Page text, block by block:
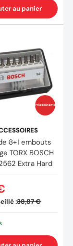
(2
au panier
Prix coûtants
8+1 embouts
TORX BOSCH
Extra Hard
:38,87 €